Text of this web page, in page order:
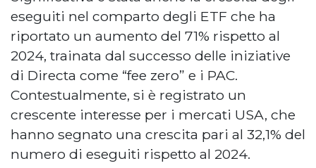
eseguiti nel comparto degli ETF che ha
riportato un aumento del 71% rispetto al
2024, trainata dal successo delle iniziative
di Directa come “fee zero” e i PAC.
Contestualmente, si è registrato un
crescente interesse per i mercati USA, che
hanno segnato una crescita pari al 32,1% del
numero di eseguiti rispetto al 2024.